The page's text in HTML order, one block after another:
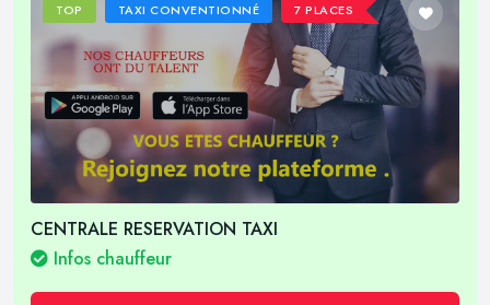
TOP TAXI CONVENTIONNÉ 7 PLACES
CENTRALE RESERVATION TAXI
Infos chauffeur